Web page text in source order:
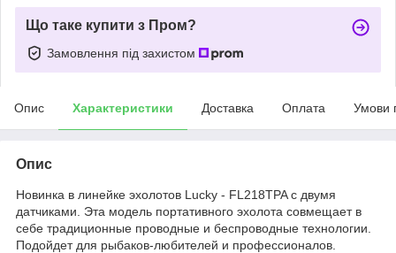
Що таке купити з Пром?
Замовлення під захистом
Опис Характеристики Доставка Оплата Умови
Опис
Новинка в линейке эхолотов Lucky - FL218TPA c двумя
датчиками. Эта модель портативного эхолота совмещает в
себе традиционные проводные и беспроводные технологии.
Подойдет для рыбаков-любителей и профессионалов.